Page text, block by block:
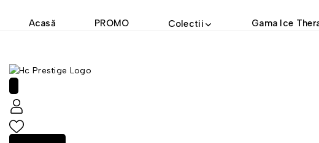
Acasă PROMO Colectii Gama Ice
0